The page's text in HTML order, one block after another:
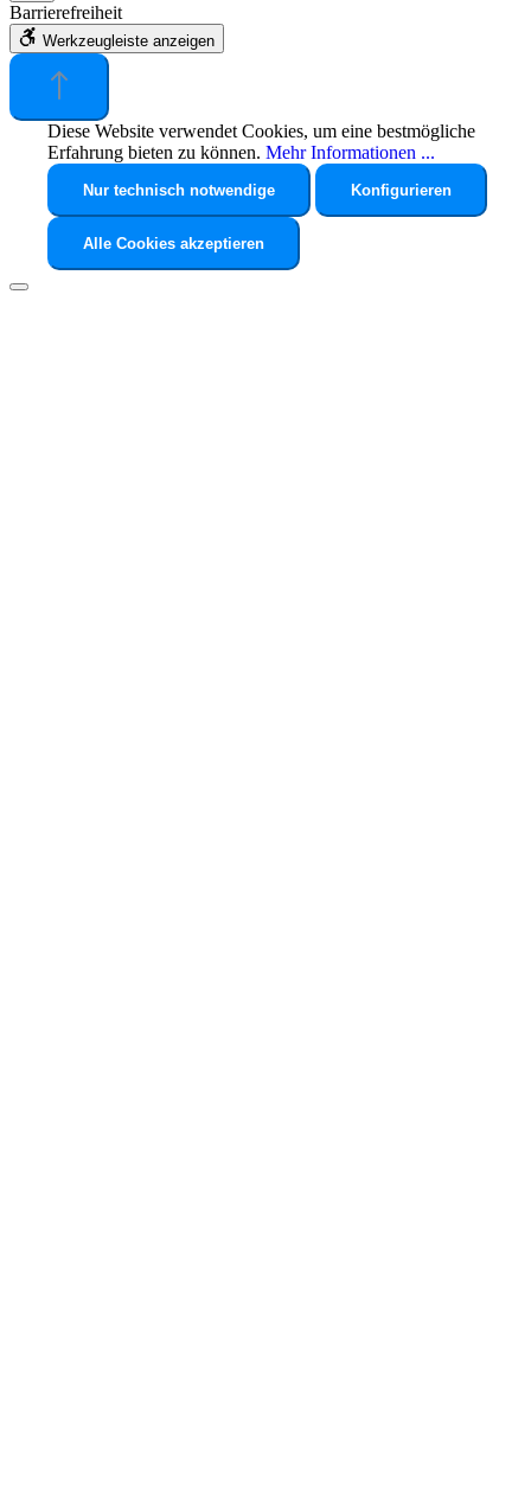
Barrierefreiheit
Werkzeugleiste anzeigen
Diese Website verwendet Cookies, um eine bestmögliche
Erfahrung bieten zu können. Mehr Informationen ...
Nur technisch notwendige Konfigurieren
Alle Cookies akzeptieren